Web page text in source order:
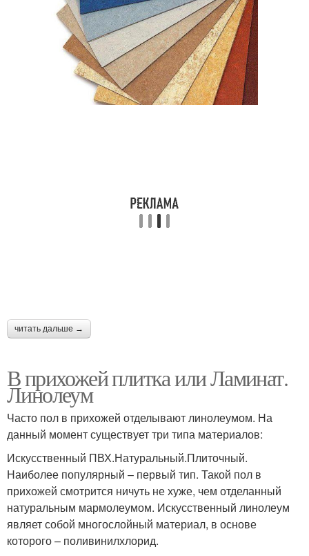
читать дальше →
В прихожей плитка или Ламинат.
Линолеум
Часто пол в прихожей отделывают линолеумом. На
данный момент существует три типа материалов:
Искусственный ПВХ.Натуральный.Плиточный.
Наиболее популярный – первый тип. Такой пол в
прихожей смотрится ничуть не хуже, чем отделанный
натуральным мармолеумом. Искусственный линолеум
являет собой многослойный материал, в основе
которого – поливинилхлорид.